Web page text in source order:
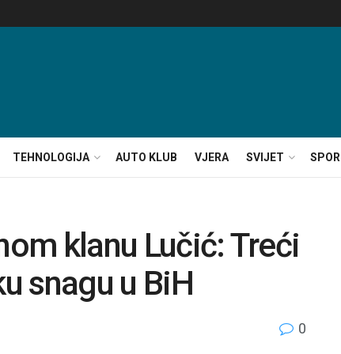
TEHNOLOGIJA AUTO KLUB VJERA SVIJET
klanu Lučić: Treći
snagu u BiH
0